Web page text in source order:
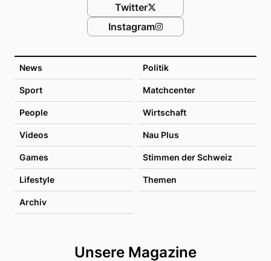
News Politik
Sport Matchcenter
People Wirtschaft
Videos Nau Plus
Games Stimmen der Schweiz
Lifestyle Themen
Archiv
Unsere Magazine
Twitter
Instagram